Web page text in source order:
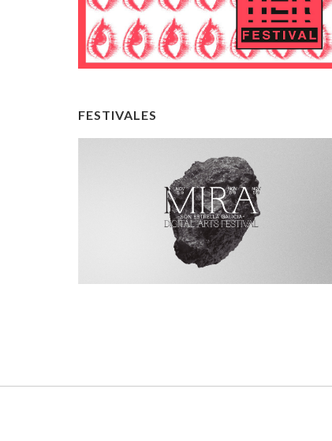
FESTIVALES